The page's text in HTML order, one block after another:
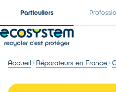
Particuliers
Accueil Réparateurs en France